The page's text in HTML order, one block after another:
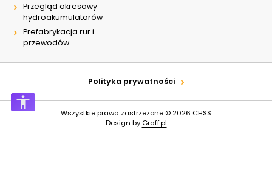
Przegląd okresowy
hydroakumulatorów
Prefabrykacja rur i
przewodów
Polityka prywatności
Wszystkie prawa zastrzeżone © 2026 CHSS
Design by Graff.pl